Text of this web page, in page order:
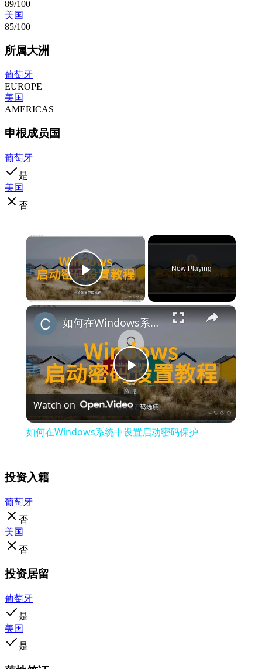
89/100
美国
85/100
所属大洲
葡萄牙
EUROPE
美国
AMERICAS
申根成员国
葡萄牙
是
美国
否
×
Play Video
Now Playing
×
Play
Video
如何在Windows系统中设置启动密码保护
Watch on
如何在Windows系统中设置启动密码保护
投资入籍
葡萄牙
否
美国
否
投资居留
葡萄牙
是
美国
是